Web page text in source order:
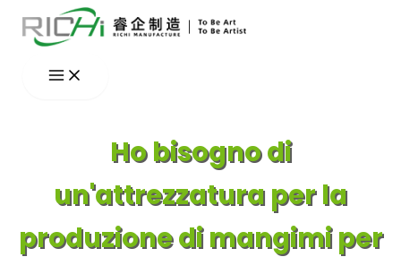
Vai
Ho bisogno di
un'attrezzatura per la
produzione di mangimi per